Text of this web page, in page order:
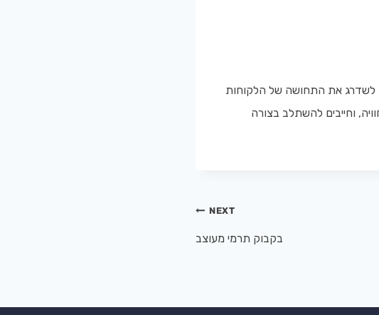
לשדרג את התחושה של הלקוחות
וחייבים להשתלב בצורה
NEXT
בקבוק תרמי מעוצב